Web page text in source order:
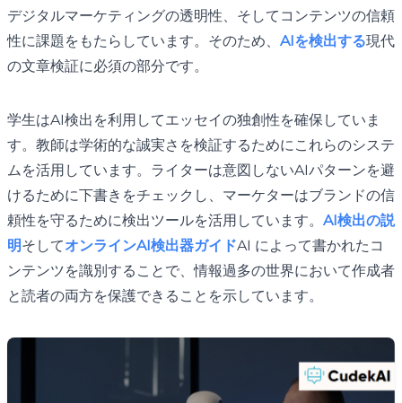
デジタルマーケティングの透明性、そしてコンテンツの信頼
性に課題をもたらしています。そのため、 AIを検出する現代
の文章検証に必須の部分です。
学生はAI検出を利用してエッセイの独創性を確保していま
す。教師は学術的な誠実さを検証するためにこれらのシステ
ムを活用しています。ライターは意図しないAIパターンを避
けるために下書きをチェックし、マーケターはブランドの信
頼性を守るために検出ツールを活用しています。 AI検出の説
明そしてオンラインAI検出器ガイドAI によって書かれたコ
ンテンツを識別することで、情報過多の世界において作成者
と読者の両方を保護できることを示しています。